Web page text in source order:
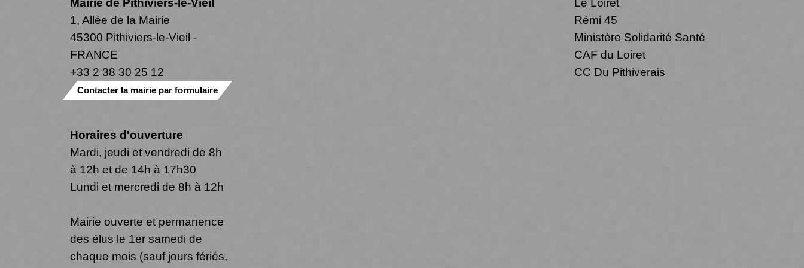
1, Allée de la Mairie
45300 Pithiviers-le-Vieil -
FRANCE
+33 2 38 30 25 12
Contacter la mairie par formulaire
Horaires d'ouverture
Mardi, jeudi et vendredi de 8h
à 12h et de 14h à 17h30
Lundi et mercredi de 8h à 12h
Mairie ouverte et permanence
des élus le 1er samedi de
chaque mois (sauf jours fériés,
Rémi 45
Ministère Solidarité Santé
CAF du Loiret
CC Du Pithiverais